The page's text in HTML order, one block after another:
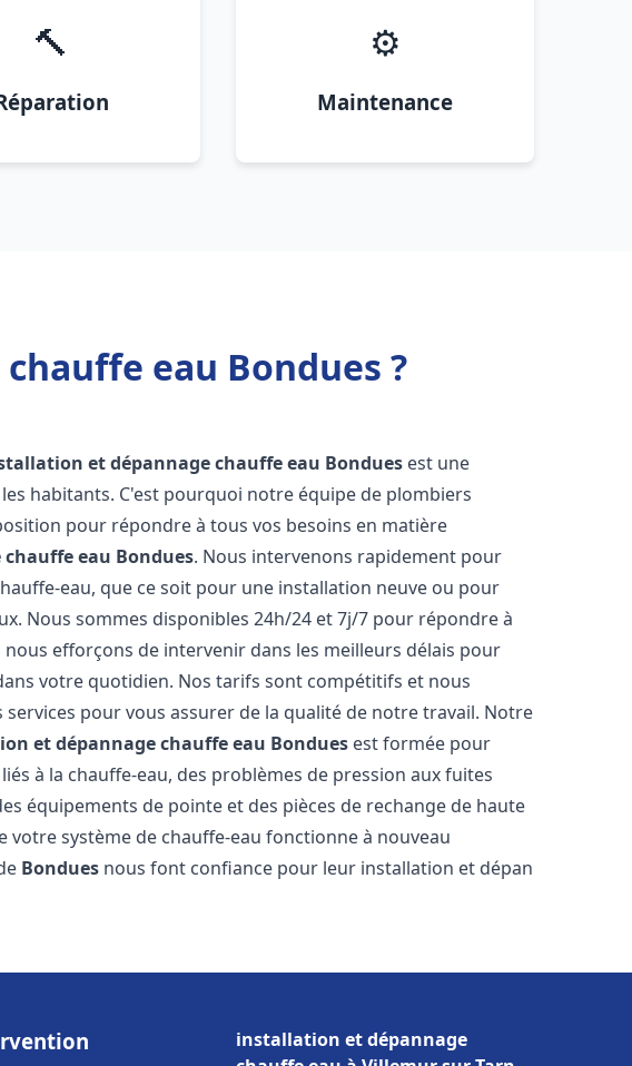
🔨 ⚙️
Maintenance
eau Bondues ?
et dépannage chauffe eau Bondues est une
habitants. C'est pourquoi notre équipe de plombiers
pour répondre à tous vos besoins en matière
eau Bondues. Nous intervenons rapidement pour
eau, que ce soit pour une installation neuve ou pour
Nous sommes disponibles 24h/24 et 7j/7 pour répondre à
efforçons de intervenir dans les meilleurs délais pour
votre quotidien. Nos tarifs sont compétitifs et nous
pour vous assurer de la qualité de notre travail. Notre
et dépannage chauffe eau Bondues est formée pour
à la chauffe-eau, des problèmes de pression aux fuites
équipements de pointe et des pièces de rechange de haute
votre système de chauffe-eau fonctionne à nouveau
Bondues nous font confiance pour leur installation et dépan
installation et dépannage